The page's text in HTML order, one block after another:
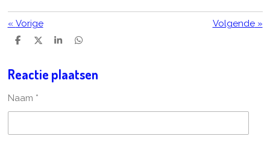
« Vorige Volgende»
D
e
n
D
l
S
r
e
D
e
n
Reactie plaatsen
Naam *